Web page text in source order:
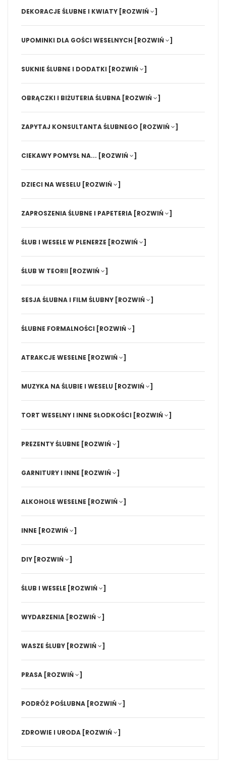
DEKORACJE ŚLUBNE I KWIATY [ROZWIŃ ]
UPOMINKI DLA GOŚCI WESELNYCH [ROZWIŃ ]
SUKNIE ŚLUBNE I DODATKI [ROZWIŃ ]
OBRĄCZKI I BIŻUTERIA ŚLUBNA [ROZWIŃ ]
ZAPYTAJ KONSULTANTA ŚLUBNEGO [ROZWIŃ ]
CIEKAWY POMYSŁ NA... [ROZWIŃ ]
DZIECI NA WESELU [ROZWIŃ ]
ZAPROSZENIA ŚLUBNE I PAPETERIA [ROZWIŃ ]
ŚLUB I WESELE W PLENERZE [ROZWIŃ ]
ŚLUB W TEORII [ROZWIŃ ]
SESJA ŚLUBNA I FILM ŚLUBNY [ROZWIŃ ]
ŚLUBNE FORMALNOŚCI [ROZWIŃ ]
ATRAKCJE WESELNE [ROZWIŃ ]
MUZYKA NA ŚLUBIE I WESELU [ROZWIŃ ]
TORT WESELNY I INNE SŁODKOŚCI [ROZWIŃ ]
PREZENTY ŚLUBNE [ROZWIŃ ]
GARNITURY I INNE [ROZWIŃ ]
ALKOHOLE WESELNE [ROZWIŃ ]
INNE [ROZWIŃ ]
DIY [ROZWIŃ ]
ŚLUB I WESELE [ROZWIŃ ]
WYDARZENIA [ROZWIŃ ]
WASZE ŚLUBY [ROZWIŃ ]
PRASA [ROZWIŃ ]
PODRÓŻ POŚLUBNA [ROZWIŃ ]
ZDROWIE I URODA [ROZWIŃ ]